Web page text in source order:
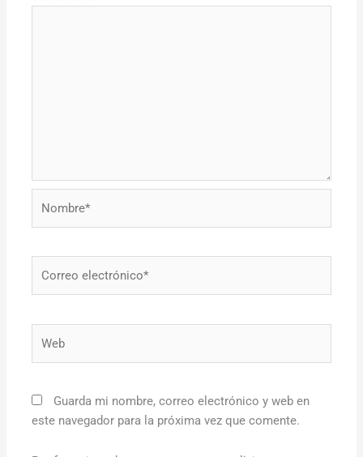
Guarda mi nombre, correo electrónico y web en
este navegador para la próxima vez que comente.